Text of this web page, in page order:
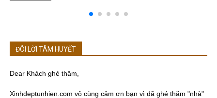
ĐÔI LỜI TÂM HUYẾT
Dear Khách ghé thăm,
Xinhdeptunhien.com vô cùng cảm ơn bạn vì đã ghé thăm "nhà"